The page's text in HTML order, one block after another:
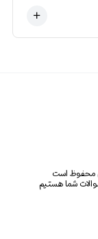
محفوظ است
شما هستیم